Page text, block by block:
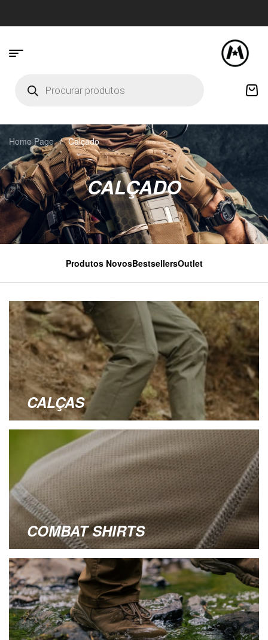
CALÇADO
Home Page / Calçado
Produtos NovosBestsellersOutlet
CALÇAS
COMBAT SHIRTS